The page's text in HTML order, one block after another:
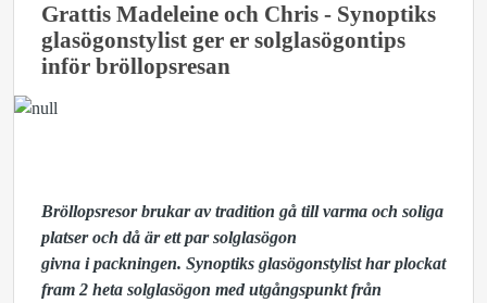
Grattis Madeleine och Chris - Synoptiks
glasögonstylist ger er solglasögontips
inför bröllopsresan
Bröllopsresor brukar av tradition gå till varma och soliga
platser och då är ett par solglasögon
givna i packningen. Synoptiks glasögonstylist har plockat
fram 2 heta solglasögon med utgångspunkt från